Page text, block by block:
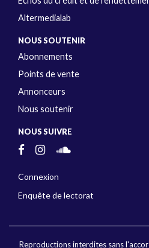
Altermedialab
NOUS SOUTENIR
Abonnements
Points de vente
Annonceurs
Nous soutenir
NOUS SUIVRE
Connexion
Enquête de lectorat
Reproductions interdites sans